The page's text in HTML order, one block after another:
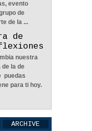
evento
de
de la ...
de
nuestra
de la de
puedas
para ti hoy.
ARCHIVE